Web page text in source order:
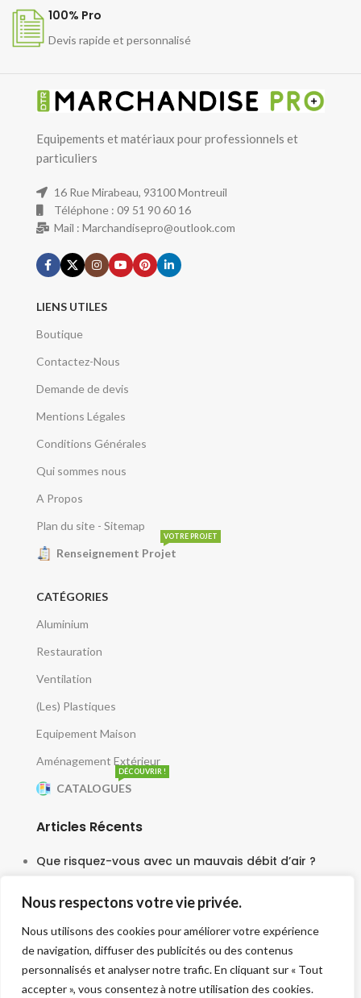
Nous respectons votre vie privée.
Nous utilisons des cookies pour améliorer votre expérience
de navigation, diffuser des publicités ou des contenus
personnalisés et analyser notre trafic. En cliquant sur « Tout
accepter », vous consentez à notre utilisation des cookies.
100% Pro
Devis rapide et personnalisé
Equipements et matériaux pour professionnels et
particuliers
16 Rue Mirabeau, 93100 Montreuil
Téléphone : 09 51 90 60 16
Mail : Marchandisepro@outlook.com
LIENS UTILES
Boutique
Contactez-Nous
Demande de devis
Mentions Légales
Conditions Générales
Qui sommes nous
A Propos
Plan du site - Sitemap
Renseignement Projet
VOTRE PROJET
CATÉGORIES
Aluminium
Restauration
Ventilation
(Les) Plastiques
Equipement Maison
Aménagement Extérieur
CATALOGUES
DÉCOUVRIR !
Articles Récents
Que risquez-vous avec un mauvais débit d’air ?
Le moteur escargot est-il vraiment silencieux ?
3 juin 2025
Faut-il une tourelle pour chaque cuisine ?
30 mai 2025